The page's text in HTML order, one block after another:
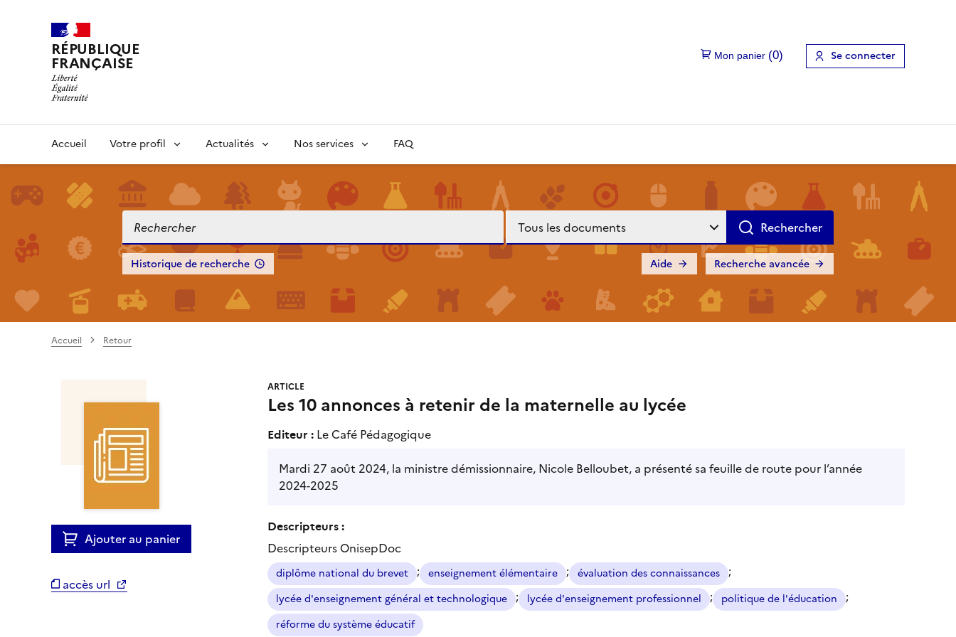
RÉPUBLIQUE
FRANÇAISE Se connecter
Accueil Votre profil Actualités Nos services FAQ
Historique de recherche Recherche avancée
Aide
Accueil Retour
Ajouter au panier
accès url
ARTICLE
Les 10 annonces à retenir de la maternelle au lycée
Editeur : Le Café Pédagogique
Mardi 27 août 2024, la ministre démissionnaire, Nicole Belloubet, a présenté sa feuille de route pour l’année
2024-2025
Descripteurs :
Descripteurs OnisepDoc
diplôme national du brevet ; enseignement élémentaire ; évaluation des connaissances ;
lycée d'enseignement général et technologique ; lycée d'enseignement professionnel ; politique de l'éducation ;
réforme du système éducatif